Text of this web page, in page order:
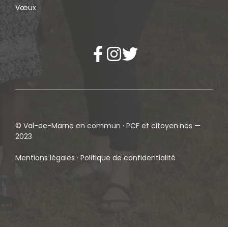
Vœux
© Val-de-Marne en commun · PCF et citoyen·nes —
2023
Mentions légales · Politique de confidentialité